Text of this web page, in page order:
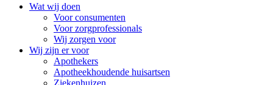
Wat wij doen
Voor consumenten
Voor zorgprofessionals
Wij zorgen voor
Wij zijn er voor
Apothekers
Apotheekhoudende huisartsen
Ziekenhuizen